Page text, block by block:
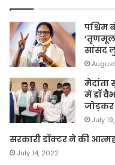
पश्चिम
सांसद
मेदांता
में डॉ
जोड़कर
July
सरकारी डॉक्टर ने की
July 14, 2022